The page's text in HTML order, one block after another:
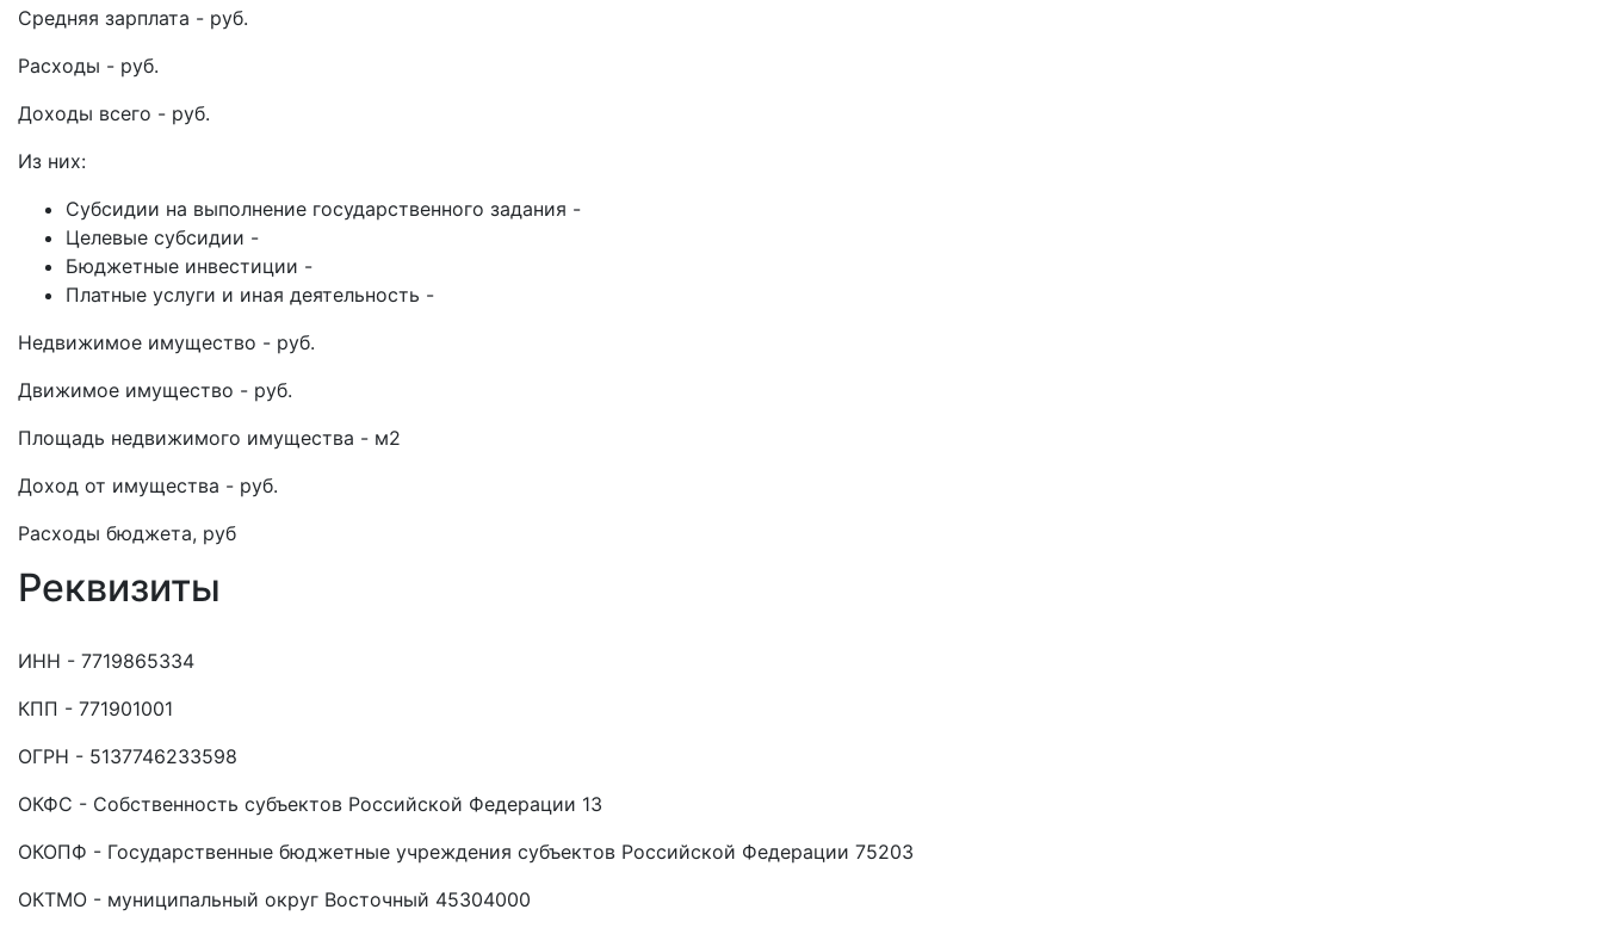
Средняя зарплата - руб.
Расходы - руб.
Доходы всего - руб.
Из них:
Субсидии на выполнение государственного задания -
Целевые субсидии -
Бюджетные инвестиции -
Платные услуги и иная деятельность -
Недвижимое имущество - руб.
Движимое имущество - руб.
Площадь недвижимого имущества - м2
Доход от имущества - руб.
Расходы бюджета, руб
Реквизиты
ИНН - 7719865334
КПП - 771901001
ОГРН - 5137746233598
ОКФС - Собственность субъектов Российской Федерации 13
ОКОПФ - Государственные бюджетные учреждения субъектов Российской Федерации 75203
ОКТМО - муниципальный округ Восточный 45304000